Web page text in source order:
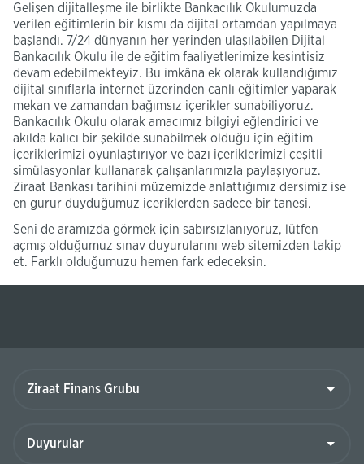
Gelişen dijitalleşme ile birlikte Bankacılık Okulumuzda
verilen eğitimlerin bir kısmı da dijital ortamdan yapılmaya
başlandı. 7/24 dünyanın her yerinden ulaşılabilen Dijital
Bankacılık Okulu ile de eğitim faaliyetlerimize kesintisiz
devam edebilmekteyiz. Bu imkâna ek olarak kullandığımız
dijital sınıflarla internet üzerinden canlı eğitimler yaparak
mekan ve zamandan bağımsız içerikler sunabiliyoruz.
Bankacılık Okulu olarak amacımız bilgiyi eğlendirici ve
akılda kalıcı bir şekilde sunabilmek olduğu için eğitim
içeriklerimizi oyunlaştırıyor ve bazı içeriklerimizi çeşitli
simülasyonlar kullanarak çalışanlarımızla paylaşıyoruz.
Ziraat Bankası tarihini müzemizde anlattığımız dersimiz ise
en gurur duyduğumuz içeriklerden sadece bir tanesi.
Seni de aramızda görmek için sabırsızlanıyoruz, lütfen
açmış olduğumuz sınav duyurularını web sitemizden takip
et. Farklı olduğumuzu hemen fark edeceksin.
Grubu